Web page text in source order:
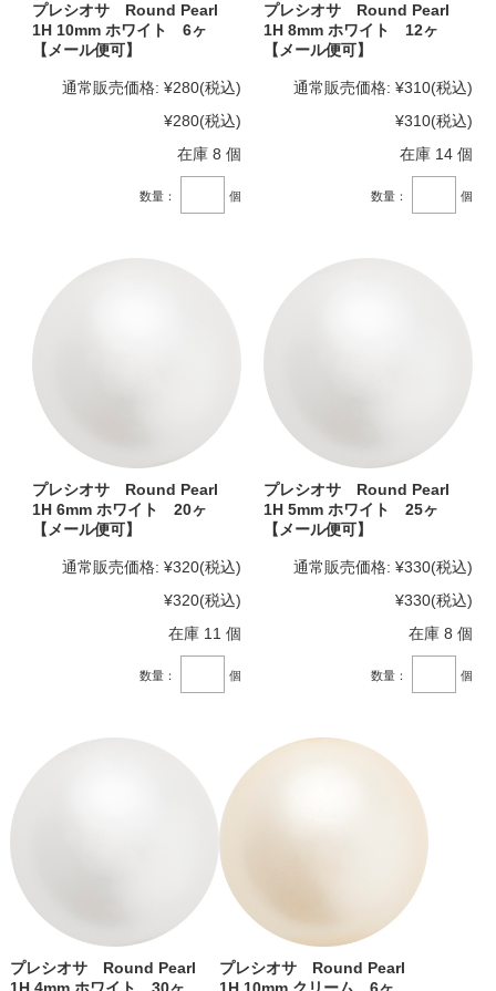
プレシオサ Round Pearl
1H 10mm ホワイト 6ヶ
【メール便可】
通常販売価格: ¥280(税込)
¥280(税込)
在庫 8 個
数量： 個
プレシオサ Round Pearl
1H 8mm ホワイト 12ヶ
【メール便可】
通常販売価格: ¥310(税込)
¥310(税込)
在庫 14 個
数量： 個
プレシオサ Round Pearl
1H 6mm ホワイト 20ヶ
【メール便可】
通常販売価格: ¥320(税込)
¥320(税込)
在庫 11 個
数量： 個
プレシオサ Round Pearl
1H 5mm ホワイト 25ヶ
【メール便可】
通常販売価格: ¥330(税込)
¥330(税込)
在庫 8 個
数量： 個
プレシオサ Round Pearl
プレシオサ Round Pearl